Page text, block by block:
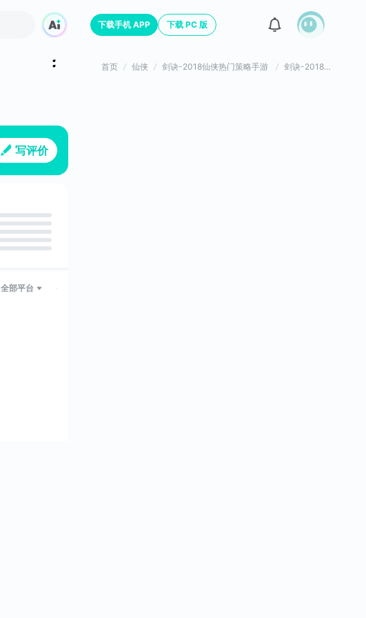
写评价
全部平台
下载手机 APP 下载 PC 版
首页 仙侠 剑诀-2018仙侠热门策略手游 剑诀-2018仙侠热门策略手游游戏评价